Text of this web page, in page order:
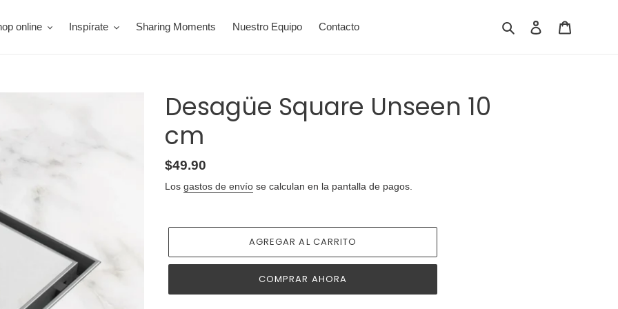
online Inspírate Sharing Moments Nuestro Equipo Contacto Buscar Ingresar
Desagüe Square Unseen 10
cm
Precio
habitual
$49.90
Los gastos de envío se calculan en la pantalla de pagos.
AGREGAR AL CARRITO
COMPRAR AHORA